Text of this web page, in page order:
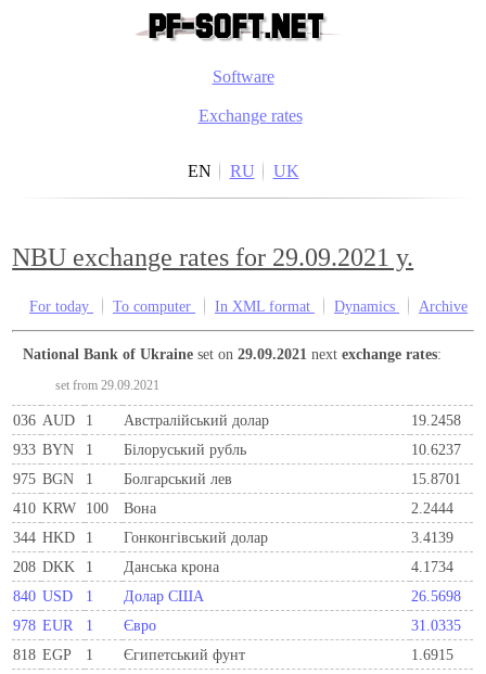
Software
Exchange rates
EN RU UK
NBU exchange rates for 29.09.2021 y.
For today To computer In XML format Dynamics Archive
National Bank of Ukraine set on29.09.2021 nextexchange rates:
set from 29.09.2021
036 AUD 1 Австралійський долар
19.2458
933 BYN 1 Бiлоруський рубль
10.6237
975 BGN 1 Болгарський лев
15.8701
410 KRW 100 Вона
2.2444
344 HKD 1 Гонконгівський долар
3.4139
208 DKK 1 Данська крона
4.1734
840 USD 1 Долар США
26.5698
978 EUR 1 Євро
31.0335
818 EGP 1 Єгипетський фунт
1.6915